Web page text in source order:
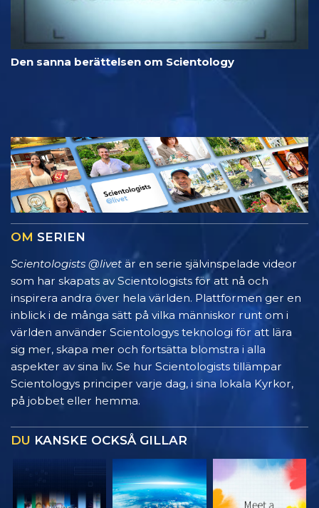
Den sanna berättelsen om Scientology
OM SERIEN
Scientologists @livet är en serie självinspelade videor
som har skapats av Scientologists för att nå och
inspirera andra över hela världen. Plattformen ger en
inblick i de många sätt på vilka människor runt om i
världen använder Scientologys teknologi för att lära
sig mer, skapa mer och fortsätta blomstra i alla
aspekter av sina liv. Se hur Scientologists tillämpar
Scientologys principer varje dag, i sina lokala Kyrkor,
på jobbet eller hemma.
DU KANSKE OCKSÅ GILLAR